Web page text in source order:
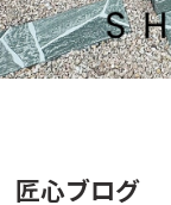
匠心ブログ